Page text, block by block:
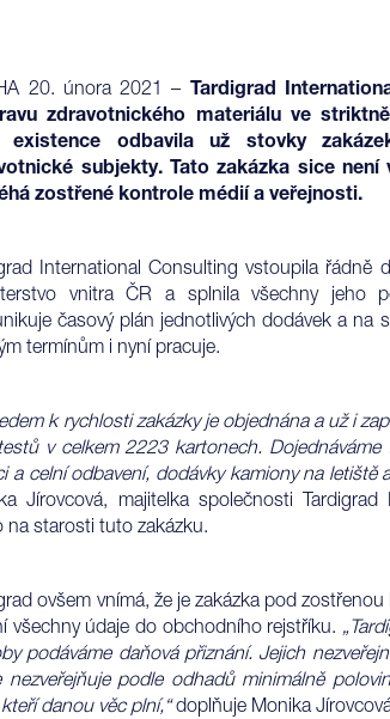
20. února 2021 – Tardigrad
zdravotnického materiálu ve
existence odbavila už stovky
subjekty. Tato zakázka sice
zostřené kontrole médií a veřejnosti.
International Consulting vstoupila řádně
vnitra ČR a splnila všechny jeho
časový plán jednotlivých dodávek a na
termínům i nyní pracuje.
k rychlosti zakázky je objednána a už i
v celkem 2223 kartonech.
a celní odbavení, dodávky kamiony na letiště
Jírovcová, majitelka společnosti
na starosti tuto zakázku.
ovšem vnímá, že je zakázka pod
všechny údaje do obchodního rejstříku.
podáváme daňová přiznání. Jejich
nezveřejňuje podle odhadů minimálně
danou věc plní,“doplňuje Monika